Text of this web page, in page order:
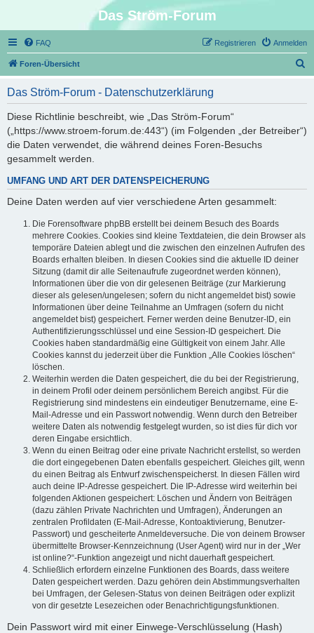
Das Ström-Forum
FAQ Anmelden
Registrieren
Foren-Übersicht
Das Ström-Forum - Datenschutzerklärung
Diese Richtlinie beschreibt, wie „Das Ström-Forum“
(„https://www.stroem-forum.de:443“) (im Folgenden „der Betreiber“)
die Daten verwendet, die während deines Foren-Besuchs
gesammelt werden.
UMFANG UND ART DER DATENSPEICHERUNG
Deine Daten werden auf vier verschiedene Arten gesammelt:
Die Forensoftware phpBB erstellt bei deinem Besuch des Boards
mehrere Cookies. Cookies sind kleine Textdateien, die dein Browser als
temporäre Dateien ablegt und die zwischen den einzelnen Aufrufen des
Boards erhalten bleiben. In diesen Cookies sind die aktuelle ID deiner
Sitzung (damit dir alle Seitenaufrufe zugeordnet werden können),
Informationen über die von dir gelesenen Beiträge (zur Markierung
dieser als gelesen/ungelesen; sofern du nicht angemeldet bist) sowie
Informationen über deine Teilnahme an Umfragen (sofern du nicht
angemeldet bist) gespeichert. Ferner werden deine Benutzer-ID, ein
Authentifizierungsschlüssel und eine Session-ID gespeichert. Die
Cookies haben standardmäßig eine Gültigkeit von einem Jahr. Alle
Cookies kannst du jederzeit über die Funktion „Alle Cookies löschen“
löschen.
Weiterhin werden die Daten gespeichert, die du bei der Registrierung,
in deinem Profil oder deinem persönlichem Bereich angibst. Für die
Registrierung sind mindestens ein eindeutiger Benutzername, eine E-
Mail-Adresse und ein Passwort notwendig. Wenn durch den Betreiber
weitere Daten als notwendig festgelegt wurden, so ist dies für dich vor
deren Eingabe ersichtlich.
Wenn du einen Beitrag oder eine private Nachricht erstellst, so werden
die dort eingegebenen Daten ebenfalls gespeichert. Gleiches gilt, wenn
du einen Beitrag als Entwurf zwischenspeicherst. In diesen Fällen wird
auch deine IP-Adresse gespeichert. Die IP-Adresse wird weiterhin bei
folgenden Aktionen gespeichert: Löschen und Ändern von Beiträgen
(dazu zählen Private Nachrichten und Umfragen), Änderungen an
zentralen Profildaten (E-Mail-Adresse, Kontoaktivierung, Benutzer-
Passwort) und gescheiterte Anmeldeversuche. Die von deinem Browser
übermittelte Browser-Kennzeichnung (User Agent) wird nur in der „Wer
ist online?“-Funktion angezeigt und nicht dauerhaft gespeichert.
Schließlich erfordern einzelne Funktionen des Boards, dass weitere
Daten gespeichert werden. Dazu gehören dein Abstimmungsverhalten
bei Umfragen, der Gelesen-Status von deinen Beiträgen oder explizit
von dir gesetzte Lesezeichen oder Benachrichtigungsfunktionen.
Dein Passwort wird mit einer Einwege-Verschlüsselung (Hash)